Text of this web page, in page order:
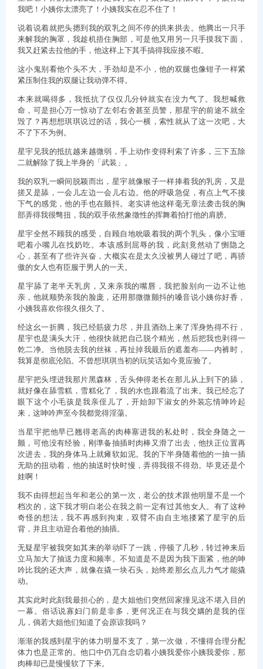
我吧！小姨你太漂亮了！小姨我实在忍不住了！
说着说着就把头摁到我的双乳之间不停的拱来拱去。他腾出一只手
来解我的胸罩，我趁机捂住胸部，可是他又用另一只手摸我下面，
我又赶紧去拉他的手，他这样上下其手搞得我应接不暇。
这小鬼别看他个头不大，手劲却是不小，他的双腿也像钳子一样紧
紧压制住我的双腿让我动弹不得。
本来就喝得多，我抵抗了仅仅几分钟就实在没力气了。我想喊救
命，可是担心万一惊动了左邻右舍甚至员警，那星宇的前途不就全
毁了？再想想琪琪说过的话，我心一横，索性就从了这一次吧，大
不了下不为例。
星宇见我的抵抗越来越微弱，手上动作变得利索了许多，三下五除
二就解除了我上半身的「武装」。
我的双乳一瞬间脱颖而出，星宇就像猴子一样捧着我的乳房，又是
搓又是舔，一会儿左边一会儿右边。他的呼吸急促，有点上气不接
下气的感觉，他的手也在颤抖。老实讲他这样毫无章法袭击我的胸
部弄得我很彆扭，我的双手依然象徵性的挥舞着拍打他的肩膀。
星宇全然不顾我的感受，自顾自地吮吸着我的两个乳头，像小宝咂
吧着小嘴儿在找奶吃。本该感到屈辱的我，此刻竟然动了恻隐之
心，甚至有了些许兴奋，大概实在是太久没被男人碰过了吧，再骄
傲的女人也有臣服于男人的一天。
星宇舔了老半天乳房，又来亲我的嘴唇，我把脸别向一边不让他
亲，他就顺势亲我的脸庞，还用那微微颤抖的嗓音说小姨你好香，
小姨我喜欢你很久很久了。
经这幺一折腾，我已经筋疲力尽，并且酒劲上来了浑身热得不行，
星宇也是满头大汗，他很快就把自己脱个精光，然后把我也剥得一
乾二净。当他脱去我的丝袜，再扯掉我最后的遮羞布——内裤时，
我算是彻底沦陷。不曾想琪琪当初的玩笑话如今竟应验了。
星宇把头埋进我那片黑森林，舌头伸得老长在那儿从上到下的舔，
就好像在舔雪糕，雪糕化了，我的水也跟着流了出来。我已经忘了
眼下这个小毛孩是我亲侄儿了，开始卸下淑女的外装忘情呻吟起
来，这呻吟声至今我都觉得淫蕩。
当星宇把他早已翘得老高的肉棒塞进我的私处时，我全身随之一
颤，可他没有经验，刚準备抽插时肉棒又滑了出去，他扶正位置再
次进去，我的身体马上就瘫软如泥。我的下半身随着他的一抽一插
无助的扭动着，他的抽送时快时慢，弄得我很不得劲。毕竟还是个
娃啊！
我不由得想起当年和老公的第一次，老公的技术跟他明显不是一个
档次的，这下我才明白老公在我之前一定有过其他女人。有了这种
奇怪的想法，我不再感到拘束，双臂不由自主地搂紧了星宇的后
背，并且主动迎合着他的抽插。
无疑星宇被我突如其来的举动吓了一跳，停顿了几秒，转过神来后
立马加大了抽送力度和频率。不知道是不是因为我下面紧，他的呻
吟比我的还大声，就像在撬一块石头，始终差那幺点儿力气才能撬
动。
其实此时此刻我最担心的，是大姐他们突然回家撞见这不堪入目的
一幕。俗话说寡妇门前是非多，更何况正在与我交媾的是我的侄
儿，倘若大姐他们知道了会原谅我吗？
渐渐的我感到星宇的体力明显不支了，第一次做，不懂得合理分配
体力也是正常的。他口中仍兀自念叨着小姨我爱你小姨我爱你，那
肉棒却已是慢慢软了下来。